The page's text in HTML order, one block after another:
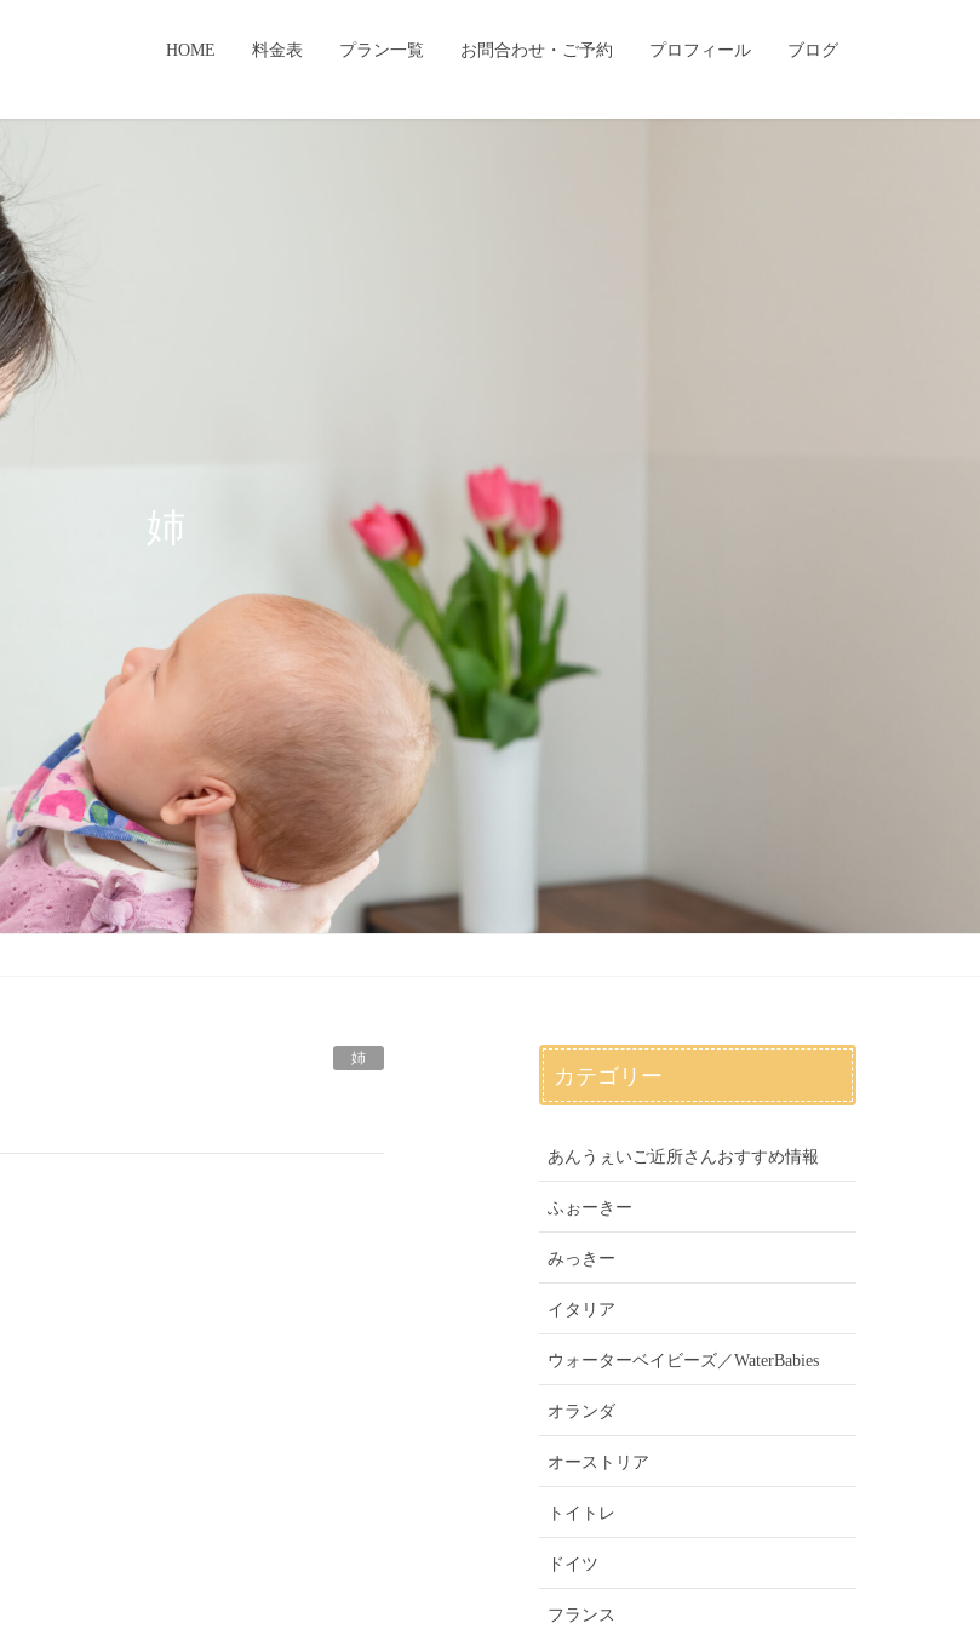
HOME 料金表 プラン一覧 お問合わせ・ご予約 プロフィール ブログ
姉
姉
カテゴリー
あんうぇいご近所さんおすすめ情報
ふぉーきー
みっきー
イタリア
ウォーターベイビーズ／WaterBabies
オランダ
オーストリア
トイトレ
ドイツ
フランス